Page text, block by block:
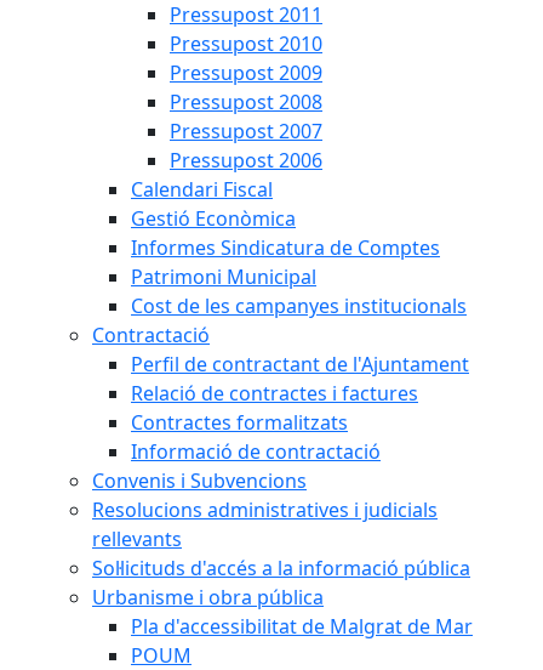
Pressupost 2011
Pressupost 2010
Pressupost 2009
Pressupost 2008
Pressupost 2007
Pressupost 2006
Calendari Fiscal
Gestió Econòmica
Informes Sindicatura de Comptes
Patrimoni Municipal
Cost de les campanyes institucionals
Contractació
Perfil de contractant de l'Ajuntament
Relació de contractes i factures
Contractes formalitzats
Informació de contractació
Convenis i Subvencions
Resolucions administratives i judicials
rellevants
Sol·licituds d'accés a la informació pública
Urbanisme i obra pública
Pla d'accessibilitat de Malgrat de Mar
POUM